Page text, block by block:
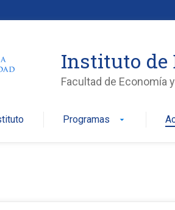
Instituto de
Facultad de Economía
Programas arrow_drop_down